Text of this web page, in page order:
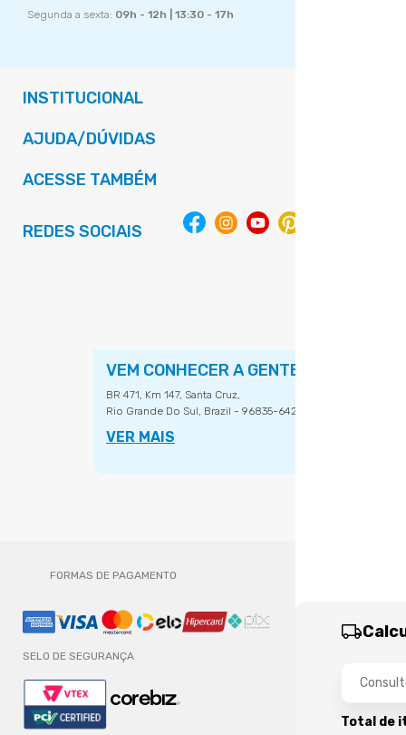
Total de
Segunda a sexta: 09h - 12h | 13:30 - 17h
INSTITUCIONAL
AJUDA/DÚVIDAS
ACESSE TAMBÉM
REDES SOCIAIS
VEM CONHECER A GENTE
BR 471, Km 147, Santa Cruz,
Rio Grande Do Sul, Brazil - 96835-642.
VER MAIS
FORMAS DE PAGAMENTO
SELO DE SEGURANÇA